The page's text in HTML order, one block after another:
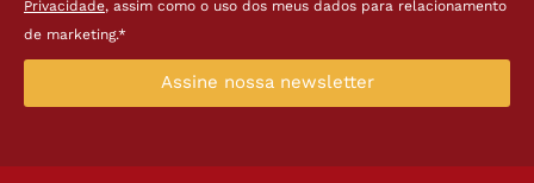
Privacidade, assim como o uso dos meus dados para relacionamento
de marketing.*
Assine nossa newsletter